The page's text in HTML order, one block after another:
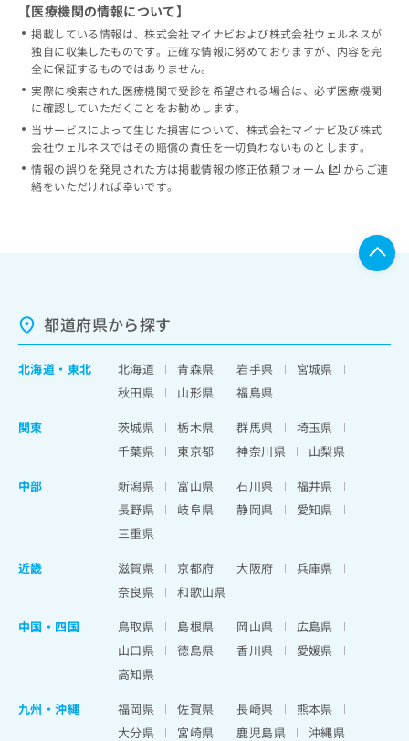
【医療機関の情報について】
掲載している情報は、株式会社マイナビおよび株式会社ウェルネスが
独自に収集したものです。正確な情報に努めておりますが、内容を完
全に保証するものではありません。
実際に検索された医療機関で受診を希望される場合は、必ず医療機関
に確認していただくことをお勧めします。
当サービスによって生じた損害について、株式会社マイナビ及び株式
会社ウェルネスではその賠償の責任を一切負わないものとします。
情報の誤りを発見された方は掲載情報の修正依頼フォーム
からご連
絡をいただければ幸いです。
都道府県から探す
北海道 ・ 東北 北海道 青森県 岩手県
宮城県
秋田県
山形県
福島県
関東
茨城県 栃木県 群馬県
埼玉県
千葉県
東京都 神奈川県
山梨県
中部
新潟県 富山県 石川県
福井県
長野県
岐阜県 静岡県
愛知県
三重県
近畿
滋賀県 京都府 大阪府
兵庫県
奈良県
和歌山県
中国・四国
鳥取県 島根県 岡山県
広島県
山口県
徳島県 香川県
愛媛県
高知県
九州・沖縄
福岡県 佐賀県 長崎県
熊本県
大分県
宮崎県 鹿児島県 沖縄県